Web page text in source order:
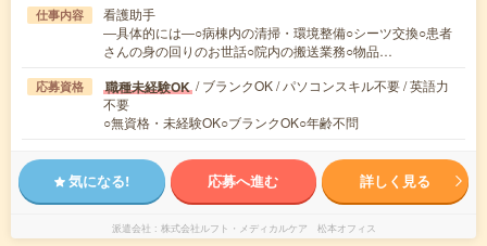
仕事内容
看護助手
―具体的には―○病棟内の清掃・環境整備○シーツ交換○患者
さんの身の回りのお世話○院内の搬送業務○物品…
応募資格 職種未経験OK / ブランクOK / パソコンスキル不要 / 英語力
不要
○無資格・未経験OK○ブランクOK○年齢不問
気になる! 応募へ進む 詳しく見る
派遣会社 株式会社ルフト・メディカルケア 松本オフィス